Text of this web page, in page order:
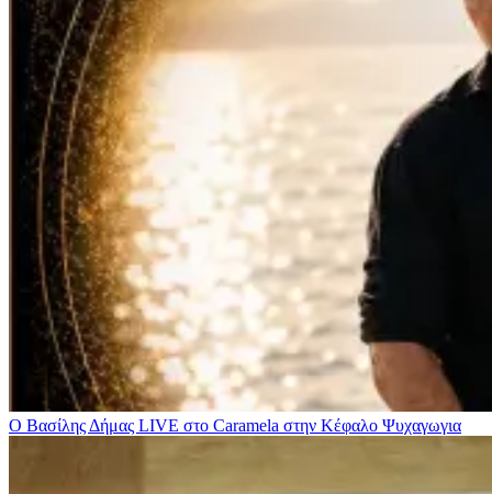
Ο Βασίλης Δήμας LIVE στο Caramela στην Κέφαλο Ψυχαγωγια